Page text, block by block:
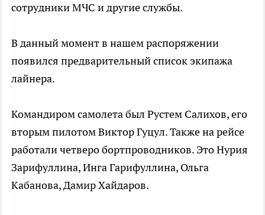
сотрудники МЧС и другие службы.
В данный момент в нашем распоряжении
появился предварительный список экипажа
лайнера.
Командиром самолета был Рустем Салихов, его
вторым пилотом Виктор Гуцул. Также на рейсе
работали четверо бортпроводников. Это Нурия
Зарифуллина, Инга Гарифуллина, Ольга
Кабанова, Дамир Хайдаров.